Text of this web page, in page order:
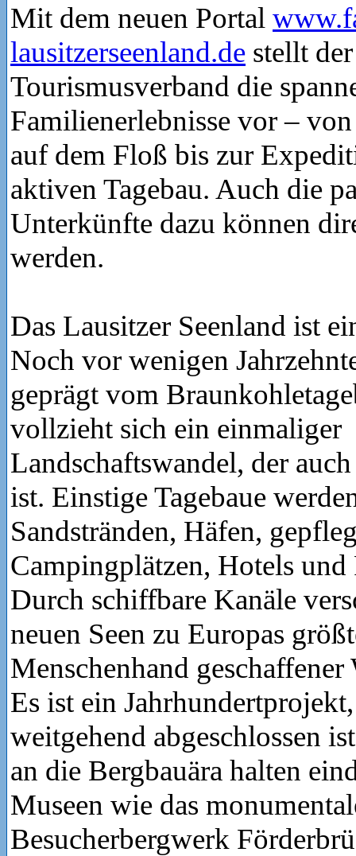
Mit dem neuen Portal
lausitzerseenland.de stellt
Tourismusverband die
Familienerlebnisse vor –
auf dem Floß bis zur
aktiven Tagebau. Auch die
Unterkünfte dazu können
werden.
Das Lausitzer Seenland ist
Noch vor wenigen
geprägt vom
vollzieht sich ein einmaliger
Landschaftswandel, der
ist. Einstige Tagebaue
Sandstränden, Häfen,
Campingplätzen, Hotels und
Durch schiffbare Kanäle
neuen Seen zu Europas
Menschenhand geschaffener
Es ist ein
weitgehend abgeschlossen
an die Bergbauära halten
Museen wie das
Besucherbergwerk